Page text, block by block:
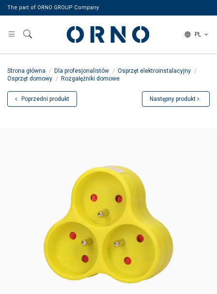
The part of ORNO GROUP Company
PL
Strona główna Dla profesjonalistów
Osprzęt elektroinstalacyjny
Osprzęt domowy
Rozgałęźniki domowe
Poprzedni produkt Następny produkt